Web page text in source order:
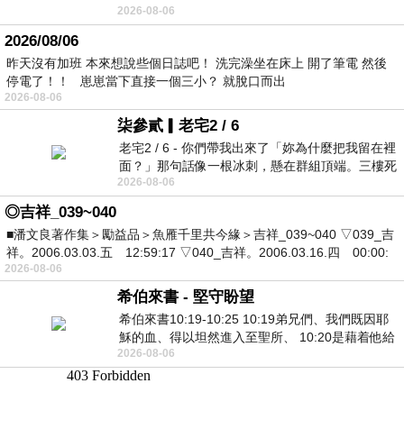
2026-08-06
2026/08/06
昨天沒有加班 本來想說些個日誌吧！ 洗完澡坐在床上 開了筆電 然後
停電了！！ 崽崽當下直接一個三小？ 就脫口而出
2026-08-06
柒參貳▎老宅2 / 6
老宅2 / 6 - 你們帶我出來了「妳為什麼把我留在裡
面？」那句話像一根冰刺，懸在群組頂端。三樓死
死盯著照片裡的人。那個人確實站在
2026-08-06
◎吉祥_039~040
■潘文良著作集＞勵益品＞魚雁千里共今緣＞吉祥_039~040 ▽039_吉
祥。2006.03.03.五 12:59:17 ▽040_吉祥。2006.03.16.四 00:00:
2026-08-06
希伯來書 - 堅守盼望
希伯來書10:19-10:25 10:19弟兄們、我們既因耶
穌的血、得以坦然進入至聖所、 10:20是藉着他給
我們開了一條又新又活的路從幔子經過
2026-08-06